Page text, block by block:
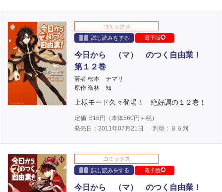
コミックス
試し読みをする
電子版
今日から （マ） のつく自由業！
第１２巻
著者 松本 テマリ
原作 喬林 知
上様モード久々登場！ 絶好調の１２巻！
定価 616 円（本体560円＋税）
発売日：2011年07月21日
判型：Ｂ６判
コミックス
試し読みをする
電子版
今日から （マ） のつく自由業！